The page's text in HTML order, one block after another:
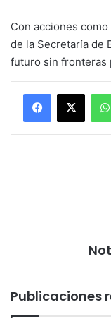
Con acciones
de la Secretaría de
futuro sin fronteras
Publicaciones